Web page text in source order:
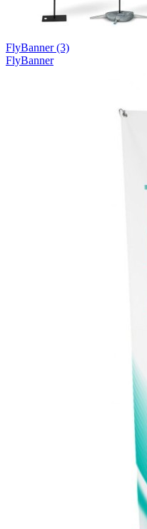
FlyBanner(3)
FlyBanner